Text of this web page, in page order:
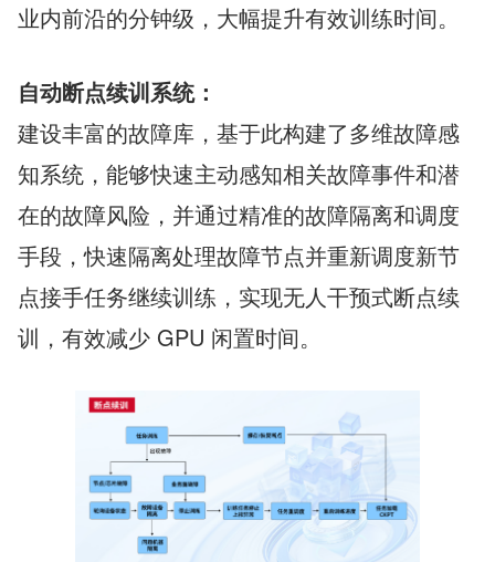
业内前沿的分钟级，大幅提升有效训练时间。
自动断点续训系统：
建设丰富的故障库，基于此构建了多维故障感
知系统，能够快速主动感知相关故障事件和潜
在的故障风险，并通过精准的故障隔离和调度
手段，快速隔离处理故障节点并重新调度新节
点接手任务继续训练，实现无人干预式断点续
训，有效减少 GPU 闲置时间。